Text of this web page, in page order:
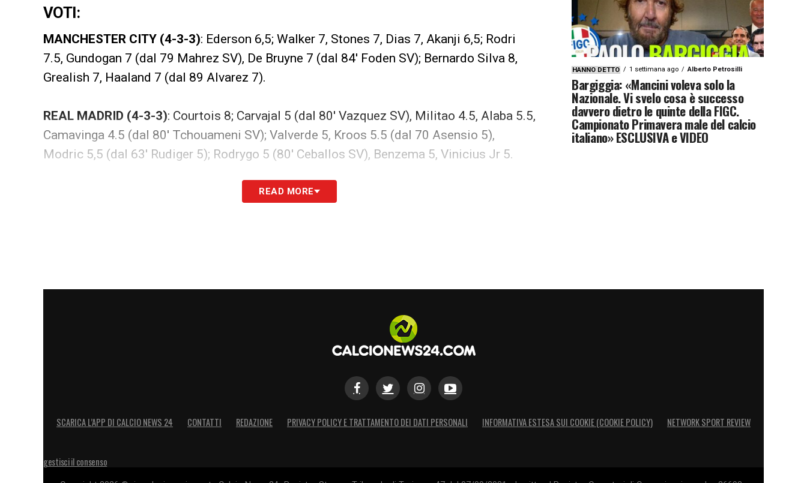
VOTI:
MANCHESTER CITY (4-3-3): Ederson 6,5; Walker 7, Stones 7, Dias 7, Akanji 6,5; Rodri
7.5, Gundogan 7 (dal 79 Mahrez SV), De Bruyne 7 (dal 84′ Foden SV); Bernardo Silva 8,
Grealish 7, Haaland 7 (dal 89 Alvarez 7).
REAL MADRID (4-3-3): Courtois 8; Carvajal 5 (dal 80′ Vazquez SV), Militao 4.5, Alaba 5.5,
Camavinga 4.5 (dal 80′ Tchouameni SV); Valverde 5, Kroos 5.5 (dal 70 Asensio 5),
Modric 5,5 (dal 63′ Rudiger 5); Rodrygo 5 (80′ Ceballos SV), Benzema 5, Vinicius Jr 5.
LA PLAYLIST DELLE NOSTRE TOP NEWSREAD MORE
HANNO DETTO 1 settimana ago Alberto Petrosilli
Bargiggia: «Mancini voleva solo la
Nazionale. Vi svelo cosa è successo
davvero dietro le quinte della FIGC.
Campionato Primavera male del calcio
italiano» ESCLUSIVA e VIDEO
SCARICA L’APP DI CALCIO NEWS 24 CONTATTI REDAZIONE PRIVACY POLICY E TRATTAMENTO DEI DATI PERSONALI INFORMATIVA ESTESA SUI COOKIE (COOKIE POLICY) NETWORK SPORT REVIEW
gestisci il consenso